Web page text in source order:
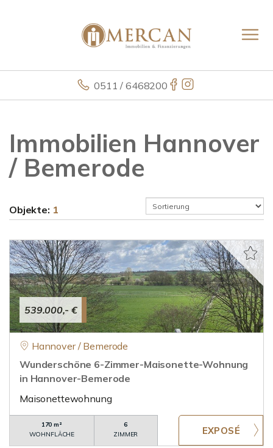
0511 / 6468200
Immobilien Hannover
/ Bemerode
Objekte: 1
539.000,- €
Hannover / Bemerode
Wunderschöne 6-Zimmer-Maisonette-Wohnung
in Hannover-Bemerode
Maisonettewohnung
170 m²
WOHNFLÄCHE
6
ZIMMER